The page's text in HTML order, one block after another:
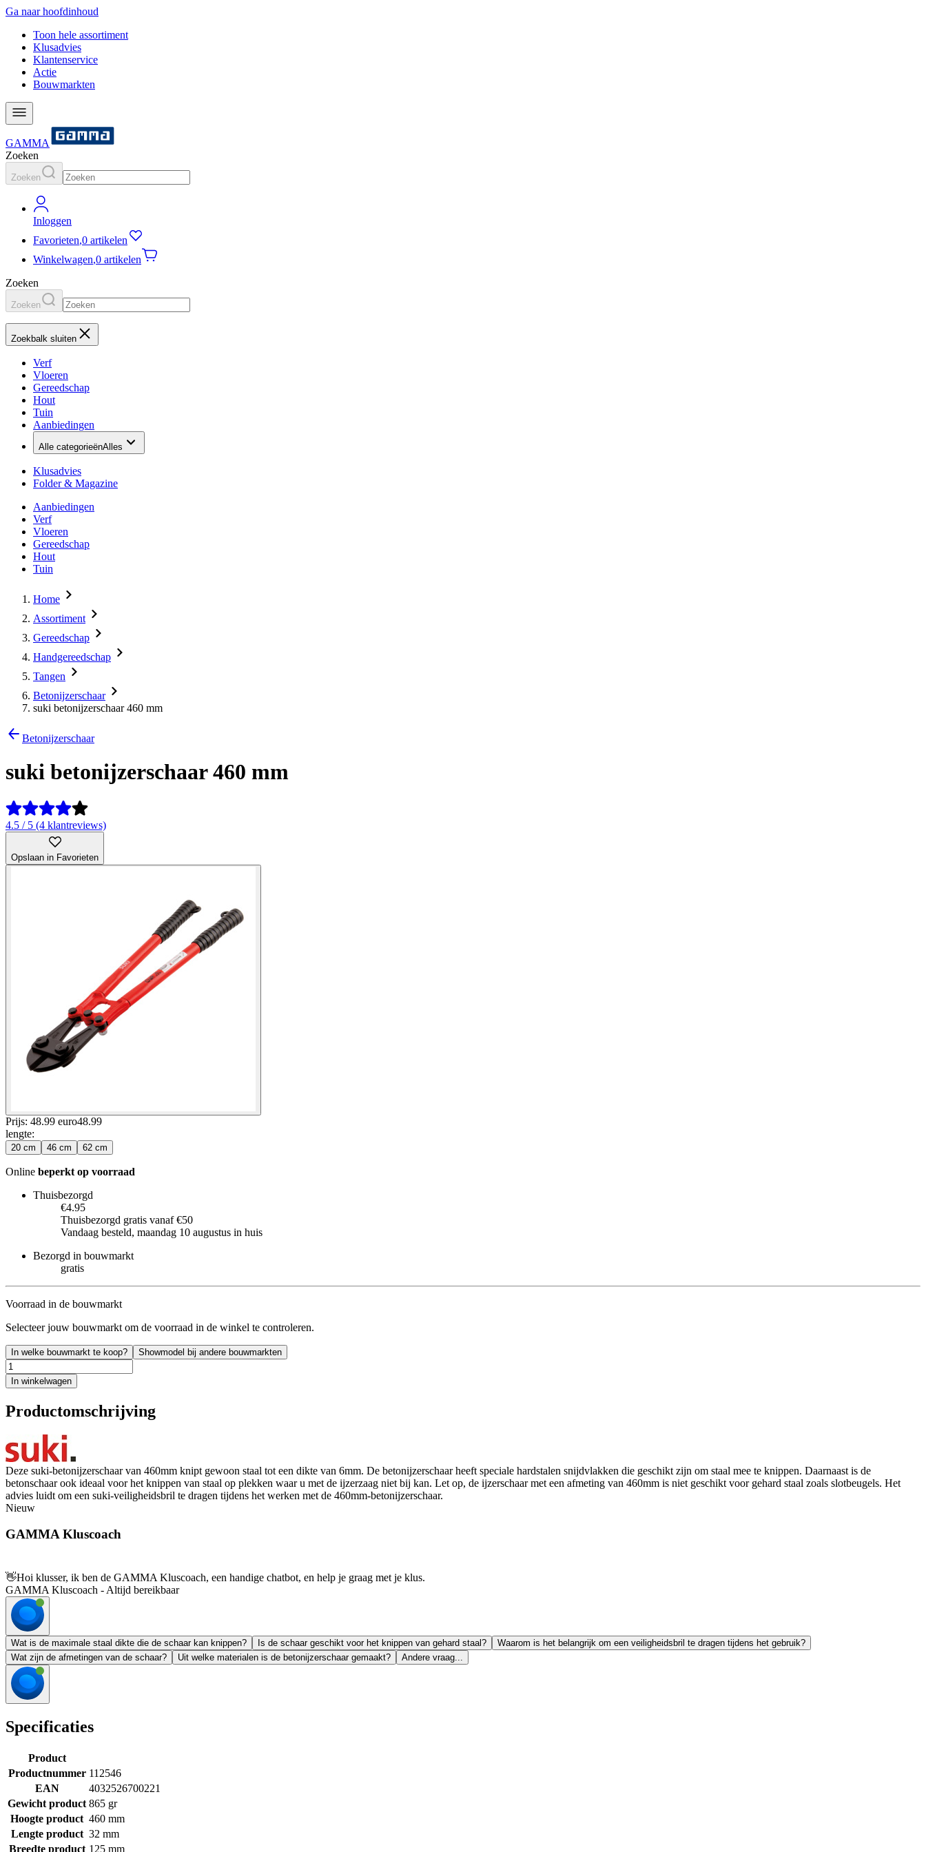
Ga naar hoofdinhoud
Toon hele assortiment
Klusadvies
Klantenservice
Actie
Bouwmarkten
GAMMA
Zoeken
Zoeken
Inloggen
Favorieten,0 artikelen
Winkelwagen,0 artikelen
Zoeken
Zoeken
Zoekbalk sluiten
Verf
Vloeren
Gereedschap
Hout
Tuin
Aanbiedingen
Alle categorieënAlles
Klusadvies
Folder & Magazine
Aanbiedingen
Verf
Vloeren
Gereedschap
Hout
Tuin
Home
Assortiment
Gereedschap
Handgereedschap
Tangen
Betonijzerschaar
suki betonijzerschaar 460 mm
Betonijzerschaar
suki betonijzerschaar 460 mm
4.5 / 5 (4 klantreviews)
Opslaan in Favorieten
Prijs: 48.99 euro48.99
lengte:
20 cm 46 cm 62 cm
Online beperkt op voorraad
Thuisbezorgd
€4.95
Thuisbezorgd gratis vanaf €50
Vandaag besteld, maandag 10 augustus in huis
Bezorgd in bouwmarkt
gratis
Voorraad in de bouwmarkt
Selecteer jouw bouwmarkt om de voorraad in de winkel te controleren.
In welke bouwmarkt te koop? Showmodel bij andere bouwmarkten
In winkelwagen
Productomschrijving
Deze suki-betonijzerschaar van 460mm knipt gewoon staal tot een dikte van 6mm. De betonijzerschaar heeft speciale hardstalen snijdvlakken die geschikt zijn om staal mee te knippen. Daarnaast is de
betonschaar ook ideaal voor het knippen van staal op plekken waar u met de ijzerzaag niet bij kan. Let op, de ijzerschaar met een afmeting van 460mm is niet geschikt voor gehard staal zoals slotbeugels. Het
advies luidt om een suki-veiligheidsbril te dragen tijdens het werken met de 460mm-betonijzerschaar.
Nieuw
GAMMA Kluscoach
👋Hoi klusser, ik ben de GAMMA Kluscoach, een handige chatbot, en help je graag met je klus.
GAMMA Kluscoach - Altijd bereikbaar
Wat is de maximale staal dikte die de schaar kan knippen? Is de schaar geschikt voor het knippen van gehard staal?
Waarom is het belangrijk om een veiligheidsbril te dragen tijdens het gebruik?
Wat zijn de afmetingen van de schaar?
Uit welke materialen is de betonijzerschaar gemaakt? Andere vraag...
Specificaties
Product
Productnummer 112546
EAN
4032526700221
Gewicht product 865 gr
Hoogte product 460 mm
Lengte product 32 mm
Breedte product 125 mm